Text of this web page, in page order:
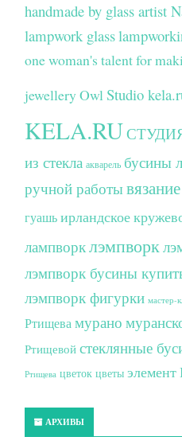
handmade by glass artist
lampwork glass
one woman's talent for
jewelleryOwlStudio
KELA.RU
из стекла акварель бусины
ручной работы
гуашьирландское
лампворклэмпворк
лэмпворк бусины
лэмпворк фигурки мастер-
Ртищевамурано
Ртищевой стеклянные
Ртищева цветок цветы
АРХИВЫ